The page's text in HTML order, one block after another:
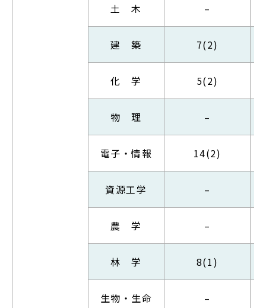
土 木 –
建 築 7(2)
化 学 5(2)
物 理 –
電子・情報 14(2)
資源工学 –
農 学 –
林 学 8(1)
生物・生命
–